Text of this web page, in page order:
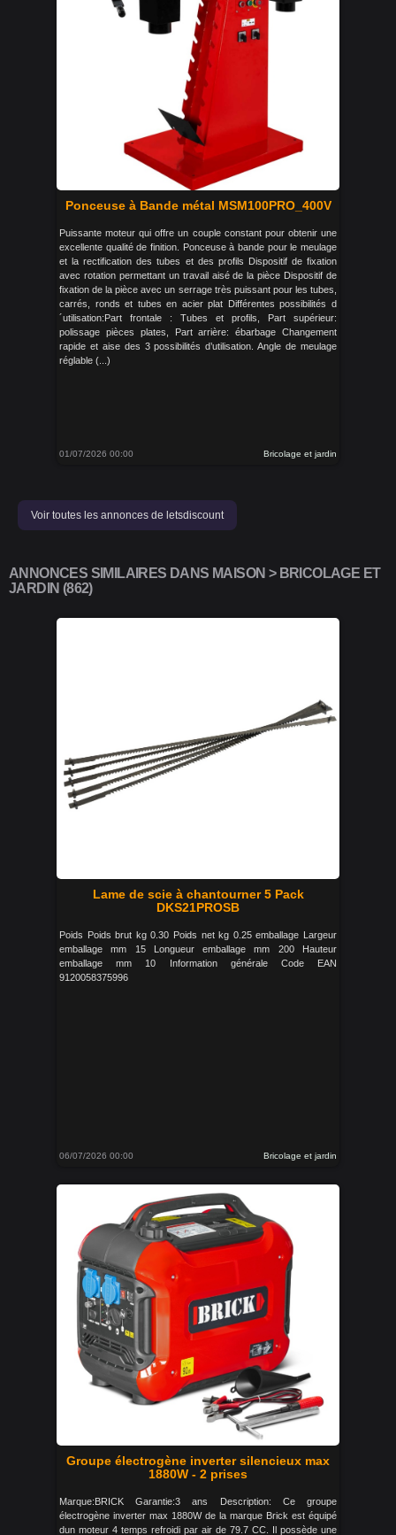
Ponceuse à Bande métal MSM100PRO_400V
Puissante moteur qui offre un couple constant pour obtenir une
excellente qualité de finition. Ponceuse à bande pour le meulage
et la rectification des tubes et des profils Dispositif de fixation
avec rotation permettant un travail aisé de la pièce Dispositif de
fixation de la pièce avec un serrage très puissant pour les tubes,
carrés, ronds et tubes en acier plat Différentes possibilités d
´utilisation:Part frontale : Tubes et profils, Part supérieur:
polissage pièces plates, Part arrière: ébarbage Changement
rapide et aise des 3 possibilités d’utilisation. Angle de meulage
réglable (...)
01/07/2026 00:00 Bricolage et jardin
Voir toutes les annonces de letsdiscount
ANNONCES SIMILAIRES DANS MAISON > BRICOLAGE ET
JARDIN (862)
Lame de scie à chantourner 5 Pack
DKS21PROSB
Poids Poids brut kg 0.30 Poids net kg 0.25 emballage Largeur
emballage mm 15 Longueur emballage mm 200 Hauteur
emballage mm 10 Information générale Code EAN
9120058375996
06/07/2026 00:00 Bricolage et jardin
Groupe électrogène inverter silencieux max
1880W - 2 prises
Marque:BRICK Garantie:3 ans Description: Ce groupe
électrogène inverter max 1880W de la marque Brick est équipé
dun moteur 4 temps refroidi par air de 79.7 CC. Il possède une